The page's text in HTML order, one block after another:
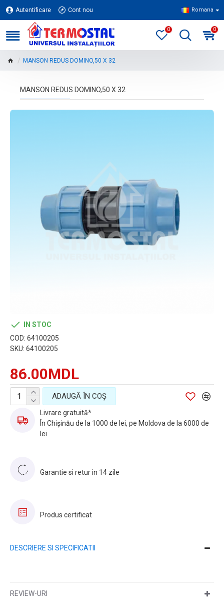
Autentificare Cont nou Romana
0 0
MANSON REDUS DOMINO,50 X 32
MANSON REDUS DOMINO,50 X 32
86.00MDL
IN STOC
COD: 64100205
SKU: 64100205
ADAUGĂ ÎN COŞ
Livrare gratuită*
În Chișinău de la 1000 de lei, pe Moldova de la 6000 de
lei
Garantie si retur in 14 zile
Produs certificat
DESCRIERE SI SPECIFICATII
REVIEW-URI